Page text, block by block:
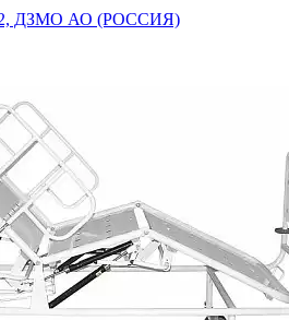
2, ДЗМО АО (РОССИЯ)